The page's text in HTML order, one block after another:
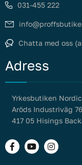
031-455 222
Chatta med oss
Adress
Yrkesbutiken
Aröds Industriväg 76
417 05 Hisings